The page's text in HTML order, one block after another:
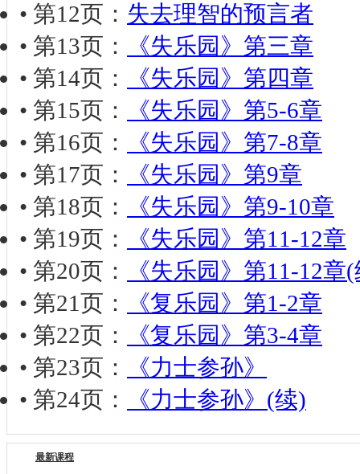
• 第12页： 失去理智的预言者
• 第13页：
《失乐园》第三章
• 第14页：
《失乐园》第四章
• 第15页：
《失乐园》第5-6章
• 第16页：
《失乐园》第7-8章
• 第17页：
《失乐园》第9章
• 第18页：
《失乐园》第9-10章
• 第19页：
《失乐园》第11-12章
• 第20页：
《失乐园》第11-12章
• 第21页：
《复乐园》第1-2章
• 第22页：
《复乐园》第3-4章
• 第23页：
《力士参孙》
• 第24页：
《力士参孙》(续)
最新课程